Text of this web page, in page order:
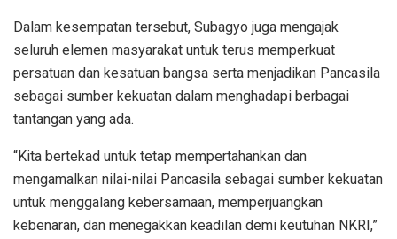
Dalam kesempatan tersebut, Subagyo juga mengajak
seluruh elemen masyarakat untuk terus memperkuat
persatuan dan kesatuan bangsa serta menjadikan Pancasila
sebagai sumber kekuatan dalam menghadapi berbagai
tantangan yang ada.
“Kita bertekad untuk tetap mempertahankan dan
mengamalkan nilai-nilai Pancasila sebagai sumber kekuatan
untuk menggalang kebersamaan, memperjuangkan
kebenaran, dan menegakkan keadilan demi keutuhan NKRI,”